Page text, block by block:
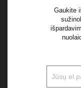
Aš perskaičiau
Gaukite